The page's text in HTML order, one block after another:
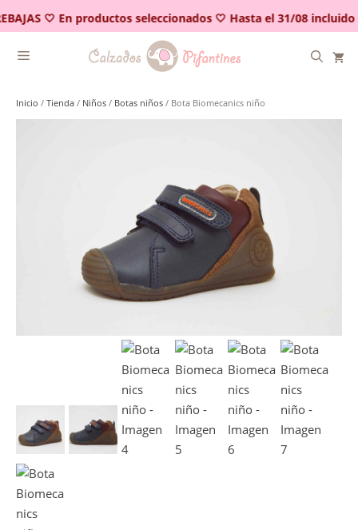
🤍 En productos seleccionados 🤍 Hasta el 31/08 incluido
al
contenido
Inicio / Tienda / Niños / Botas niños / Bota Biomecanics niño